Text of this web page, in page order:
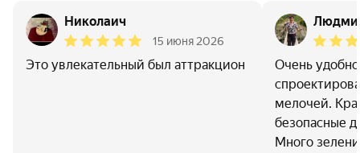
Николаич
15 июня 2026
Это увлекательный был аттракцион
Очень
мелочей.
безопасные
Много